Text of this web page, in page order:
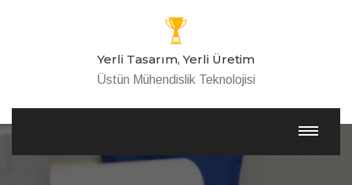
Yerli Tasarım, Yerli Üretim
Üstün Mühendislik Teknolojisi